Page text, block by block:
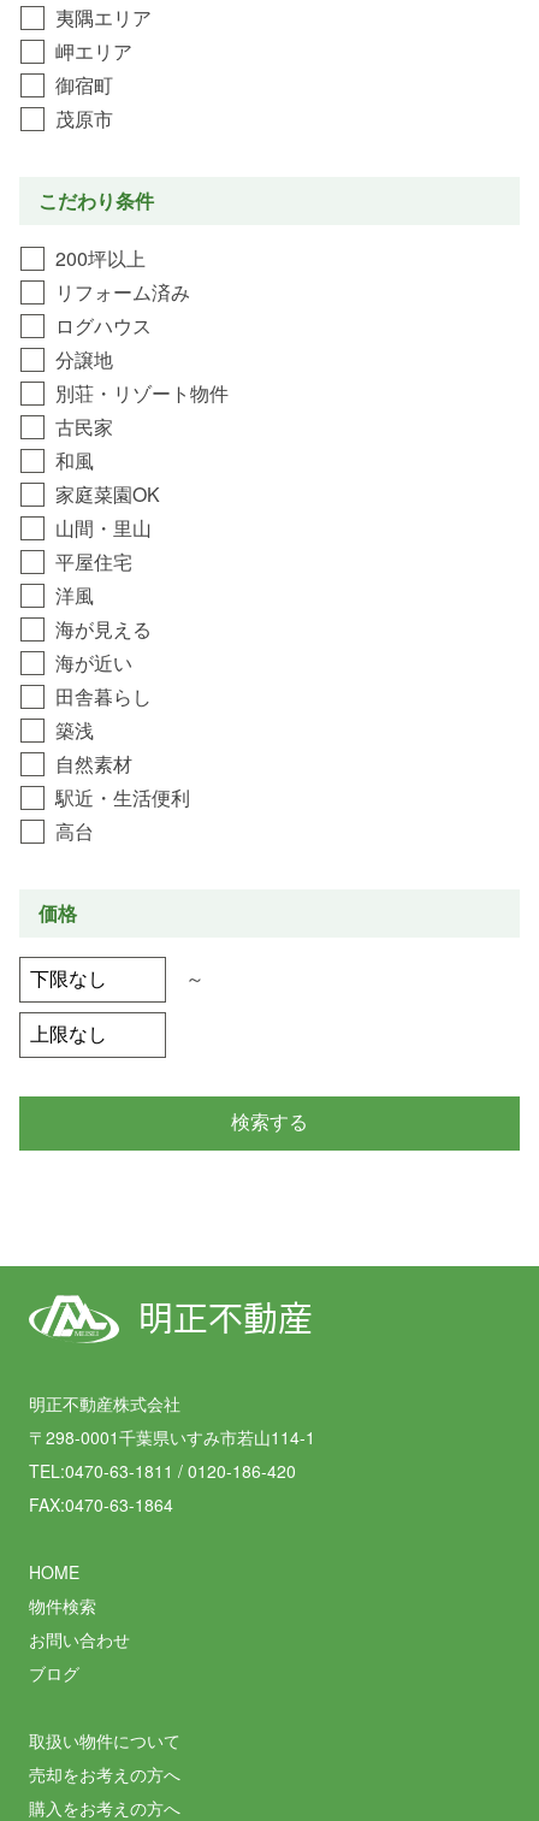
夷隅エリア
岬エリア
御宿町
茂原市
こだわり条件
200坪以上
リフォーム済み
ログハウス
分譲地
別荘・リゾート物件
古民家
和風
家庭菜園OK
山間・里山
平屋住宅
洋風
海が見える
海が近い
田舎暮らし
築浅
自然素材
駅近・生活便利
高台
価格
～
MEISEI 明正不動産
明正不動産株式会社
〒298-0001千葉県いすみ市若山114-1
TEL:0470-63-1811 / 0120-186-420
FAX:0470-63-1864
HOME
物件検索
お問い合わせ
ブログ
取扱い物件について
売却をお考えの方へ
購入をお考えの方へ